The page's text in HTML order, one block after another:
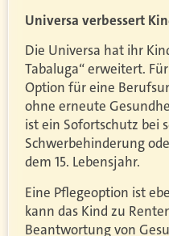
Universa verbessert
Die Universa hat ihr
Tabaluga“ erweitert.
Option für eine
ohne erneute
ist ein Sofortschutz bei
Schwerbehinderung
dem 15. Lebensjahr.
Eine Pflegeoption ist
kann das Kind zu
Beantwortung von